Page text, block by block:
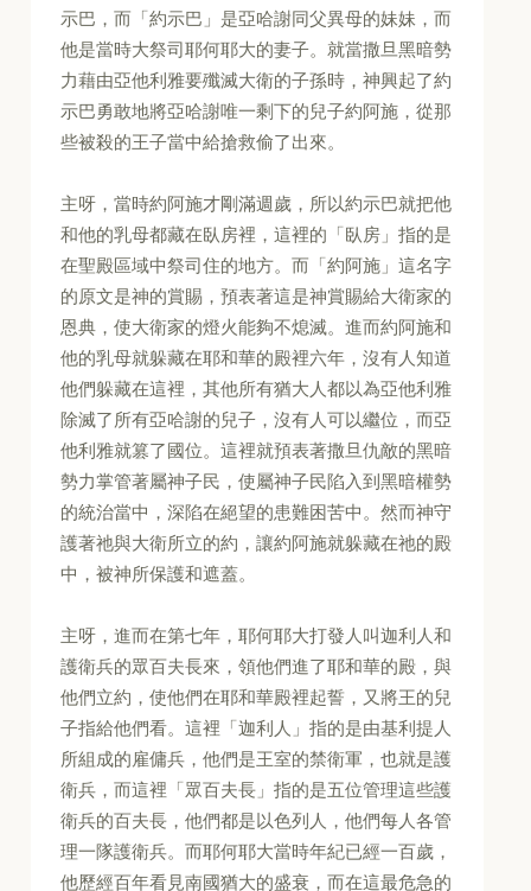
示巴，而「約示巴」是亞哈謝同父異母的妹妹，而
他是當時大祭司耶何耶大的妻子。就當撒旦黑暗勢
力藉由亞他利雅要殲滅大衛的子孫時，神興起了約
示巴勇敢地將亞哈謝唯一剩下的兒子約阿施，從那
些被殺的王子當中給搶救偷了出來。
主呀，當時約阿施才剛滿週歲，所以約示巴就把他
和他的乳母都藏在臥房裡，這裡的「臥房」指的是
在聖殿區域中祭司住的地方。而「約阿施」這名字
的原文是神的賞賜，預表著這是神賞賜給大衛家的
恩典，使大衛家的燈火能夠不熄滅。進而約阿施和
他的乳母就躲藏在耶和華的殿裡六年，沒有人知道
他們躲藏在這裡，其他所有猶大人都以為亞他利雅
除滅了所有亞哈謝的兒子，沒有人可以繼位，而亞
他利雅就篡了國位。這裡就預表著撒旦仇敵的黑暗
勢力掌管著屬神子民，使屬神子民陷入到黑暗權勢
的統治當中，深陷在絕望的患難困苦中。然而神守
護著祂與大衛所立的約，讓約阿施就躲藏在祂的殿
中，被神所保護和遮蓋。
主呀，進而在第七年，耶何耶大打發人叫迦利人和
護衛兵的眾百夫長來，領他們進了耶和華的殿，與
他們立約，使他們在耶和華殿裡起誓，又將王的兒
子指給他們看。這裡「迦利人」指的是由基利提人
所組成的雇傭兵，他們是王室的禁衛軍，也就是護
衛兵，而這裡「眾百夫長」指的是五位管理這些護
衛兵的百夫長，他們都是以色列人，他們每人各管
理一隊護衛兵。而耶何耶大當時年紀已經一百歲，
他歷經百年看見南國猶大的盛衰，而在這最危急的